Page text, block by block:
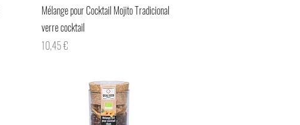
Aperçu rapide
Mélange pour Cocktail Mojito Tradicional
verre cocktail
Prix
10,45 €